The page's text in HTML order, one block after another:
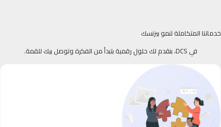
خدماتنا المتكاملة لنمو بيزنسك
في DCS، بنقدم لك حلول رقمية بتبدأ من الفكرة وتوصل بيك للقمة.